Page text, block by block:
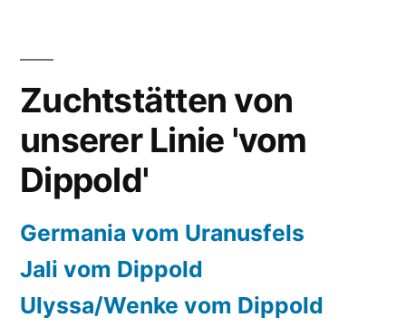
Zuchtstätten von
unserer Linie 'vom
Dippold'
Germania vom Uranusfels
Jali vom Dippold
Ulyssa/Wenke vom Dippold